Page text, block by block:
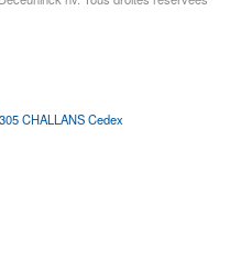
CHALLANS Cedex